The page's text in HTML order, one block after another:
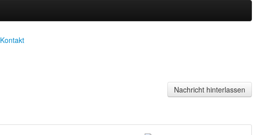
Kontakt
Nachricht hinterlassen